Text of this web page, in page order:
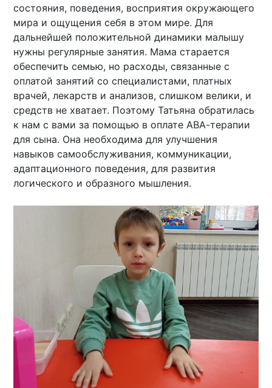
состояния, поведения, восприятия окружающего
мира и ощущения себя в этом мире. Для
дальнейшей положительной динамики малышу
нужны регулярные занятия. Мама старается
обеспечить семью, но расходы, связанные с
оплатой занятий со специалистами, платных
врачей, лекарств и анализов, слишком велики, и
средств не хватает. Поэтому Татьяна обратилась
к нам с вами за помощью в оплате АВА-терапии
для сына. Она необходима для улучшения
навыков самообслуживания, коммуникации,
адаптационного поведения, для развития
логического и образного мышления.